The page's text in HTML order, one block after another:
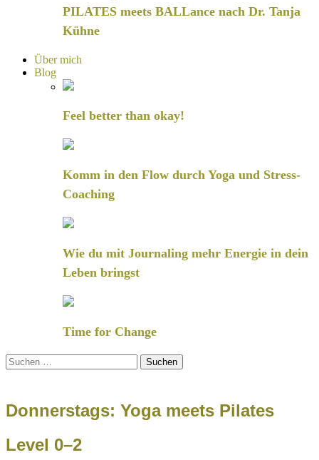
PILATES meets BALLance nach Dr. Tanja
Kühne
Über mich
Blog
Feel better than okay!
Komm in den Flow durch Yoga und Stress-
Coaching
Wie du mit Journaling mehr Energie in dein
Leben bringst
Time for Change
Suchen
nach:
Donnerstags: Yoga meets Pilates
Level 0–2